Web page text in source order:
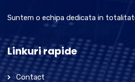
Suntem o echipa dedicata in
Linkuri rapide
Contact